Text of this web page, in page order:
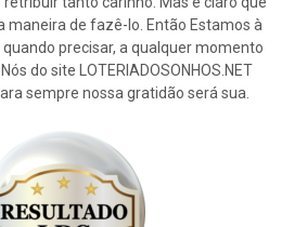
maneira de fazê-lo. Então Estamos à
precisar, a qualquer momento
do site LOTERIADOSONHOS.NET
sempre nossa gratidão será sua.